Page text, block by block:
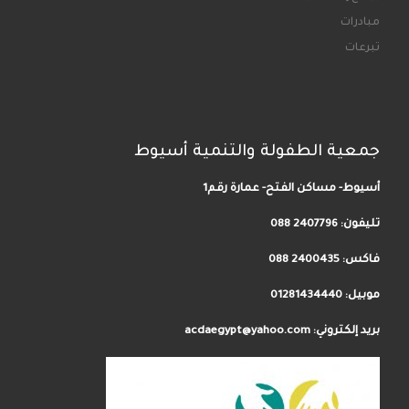
مبادرات
تبرعات
جمعية الطفولة والتنمية أسيوط
أسيوط- مساكن الفتح- عمارة رقم1
تليفون: 2407796 088
فاكس: 2400435 088
موبيل: 01281434440
بريد إلكتروني: acdaegypt@yahoo.com